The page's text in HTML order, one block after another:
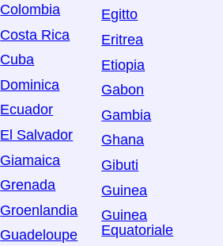
Colombia
Costa Rica
Cuba
Dominica
Ecuador
El Salvador
Giamaica
Grenada
Groenlandia
Guadeloupe
Egitto
Eritrea
Etiopia
Gabon
Gambia
Ghana
Gibuti
Guinea
Guinea
Equatoriale